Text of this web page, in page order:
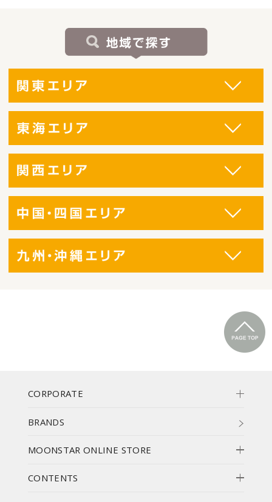
CORPORATE
BRANDS
MOONSTAR ONLINE STORE
CONTENTS